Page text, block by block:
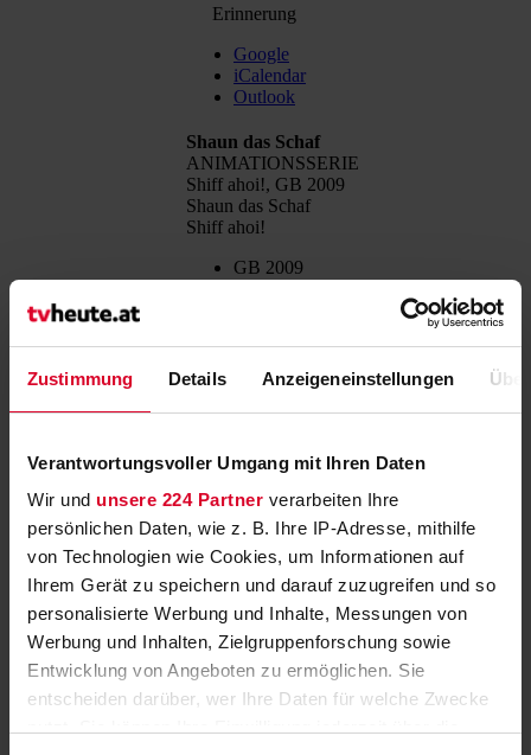
Zustimmung Details Anzeigeneinstellungen
Verantwortungsvoller Umgang mit Ihren Daten
Wir und unsere 224 Partner verarbeiten Ihre
persönlichen Daten, wie z. B. Ihre IP-Adresse, mithilfe
von Technologien wie Cookies, um Informationen auf
Ihrem Gerät zu speichern und darauf zuzugreifen und so
personalisierte Werbung und Inhalte, Messungen von
Werbung und Inhalten, Zielgruppenforschung sowie
Entwicklung von Angeboten zu ermöglichen. Sie
entscheiden darüber, wer Ihre Daten für welche Zwecke
Erinnerung
Google
iCalendar
Outlook
Kids
07:15 07:15
Shaun das Schaf
ANIMATIONSSERIE
Shiff ahoi!, GB 2009
Shaun das Schaf
Shiff ahoi!
GB 2009
altes Schiff auf den Hof.
Hofhund Bitzer soll das
Vordermann bringen,
Renovierungsarbeiten
geraten schnell außer
Kontrolle. Shaun und
seine Freunde entern den
Kahn und geraten in
einen wilden
Piratenkampf mit den
fiesen Schweinen.
Mehr zur Sendung
Erinnerung
Google
Outlook